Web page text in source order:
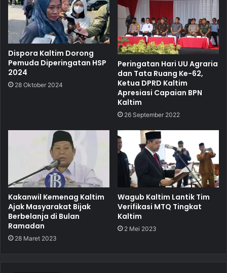
Dispora Kaltim Dorong
Pemuda Diperingatan HSP
2024
28 Oktober 2024
Peringatan Hari UU Agraria
dan Tata Ruang Ke-62,
Ketua DPRD Kaltim
Apresiasi Capaian BPN
Kaltim
26 September 2022
Kakanwil Kemenag Kaltim
Ajak Masyarakat Bijak
Berbelanja di Bulan
Ramadan
28 Maret 2023
Wagub Kaltim Lantik Tim
Verifikasi MTQ Tingkat
Kaltim
2 Mei 2023